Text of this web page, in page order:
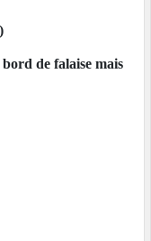
de falaise mais